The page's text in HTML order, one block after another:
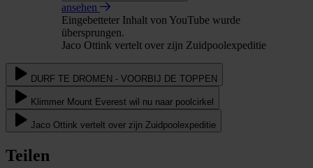
ansehen
Eingebetteter Inhalt von YouTube wurde
übersprungen.
Jaco Ottink vertelt over zijn Zuidpoolexpeditie
DURF TE DROMEN - VOORBIJ DE TOPPEN
Klimmer Mount Everest wil nu naar poolcirkel
Jaco Ottink vertelt over zijn Zuidpoolexpeditie
Teilen